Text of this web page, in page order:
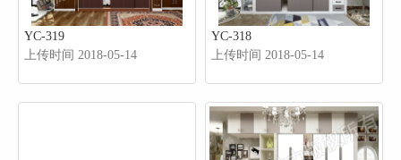
YC-319
上传时间 2018-05-14
YC-318
上传时间 2018-05-14